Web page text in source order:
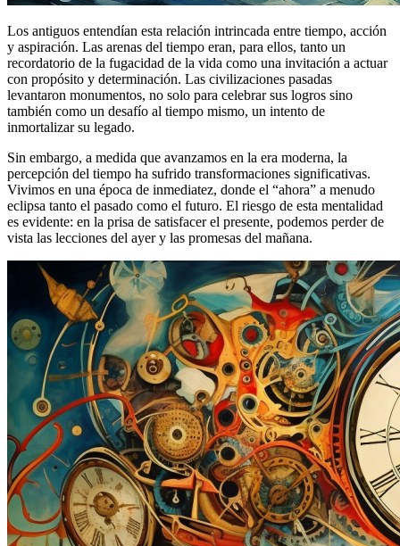
Los antiguos entendían esta relación intrincada entre tiempo, acción
y aspiración. Las arenas del tiempo eran, para ellos, tanto un
recordatorio de la fugacidad de la vida como una invitación a actuar
con propósito y determinación. Las civilizaciones pasadas
levantaron monumentos, no solo para celebrar sus logros sino
también como un desafío al tiempo mismo, un intento de
inmortalizar su legado.
Sin embargo, a medida que avanzamos en la era moderna, la
percepción del tiempo ha sufrido transformaciones significativas.
Vivimos en una época de inmediatez, donde el “ahora” a menudo
eclipsa tanto el pasado como el futuro. El riesgo de esta mentalidad
es evidente: en la prisa de satisfacer el presente, podemos perder de
vista las lecciones del ayer y las promesas del mañana.